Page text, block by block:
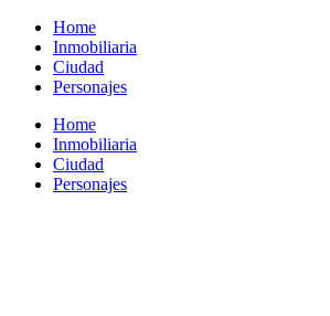
contenido
Home
Inmobiliaria
Ciudad
Personajes
Home
Inmobiliaria
Ciudad
Personajes